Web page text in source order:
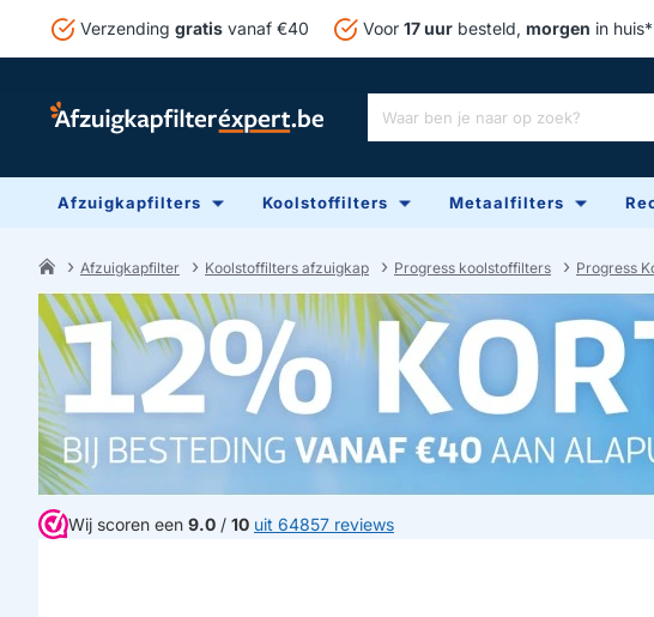
Verzending gratis vanaf €40 Voor 17 uur besteld, morgen in huis*
Waar
je
naar
Afzuigkapfilters Koolstoffilters Metaalfilters
Afzuigkapfilter Koolstoffilters afzuigkap Progress koolstoffilters Progress
Wij scoren een 9.0 / 10 uit 64857 reviews